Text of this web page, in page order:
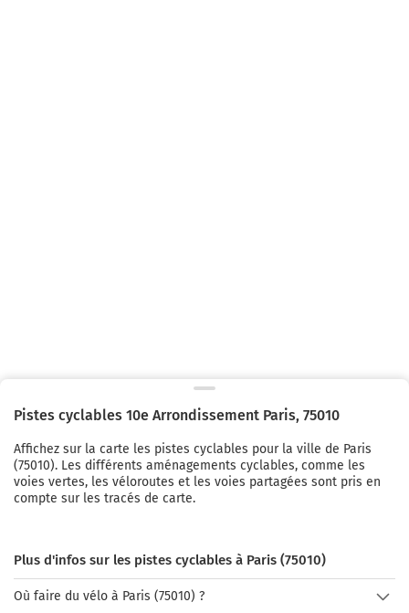
Pistes cyclables 10e Arrondissement Paris, 75010
Affichez sur la carte les pistes cyclables pour la ville de Paris
(75010). Les différents aménagements cyclables, comme les
voies vertes, les véloroutes et les voies partagées sont pris en
compte sur les tracés de carte.
Plus d'infos sur les pistes cyclables à Paris (75010)
Où faire du vélo à Paris (75010) ?